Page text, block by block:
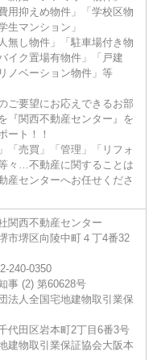
用抑えめ物件」「学校区物
生マンション」
無し物件」「駐車場付き物
イク置場有物件」「戸建
ノベーション物件」等
ご要望にお応えできるお部
『関西不動産センター』を
ート！！
「売買」「管理」「リフォ
々…不動産に関することは
産センターへお任せくださ
関西不動産センター
市堺区向陵中町４丁4番32
240-0350
事 (2) 第60628号
法人全国宅地建物取引業保
代田区岩本町2丁目6番3号
建物取引業保証協会大阪本